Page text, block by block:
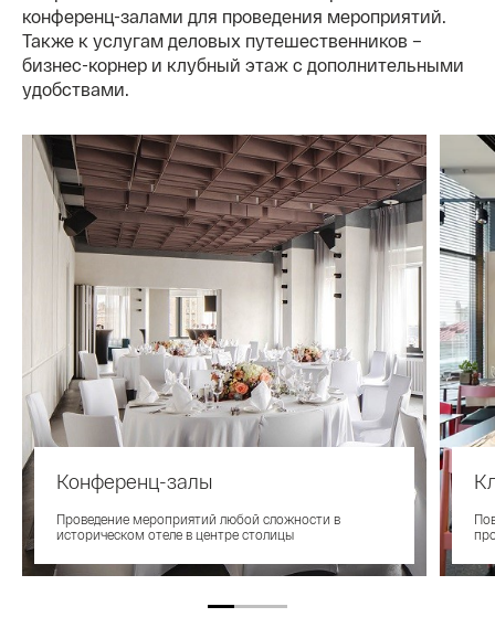
конференц-залами для проведения мероприятий.
Также к услугам деловых путешественников –
бизнес-корнер и клубный этаж с дополнительными
удобствами.
Конференц-залы
Проведение мероприятий любой сложности в
историческом отеле в центре столицы